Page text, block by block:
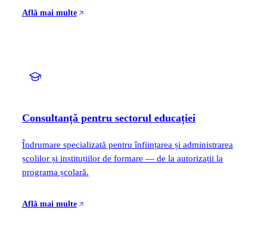
Află mai multe
Consultanță pentru sectorul educației
Îndrumare specializată pentru înființarea și administrarea
școlilor și instituțiilor de formare — de la autorizații la
programa școlară.
Află mai multe